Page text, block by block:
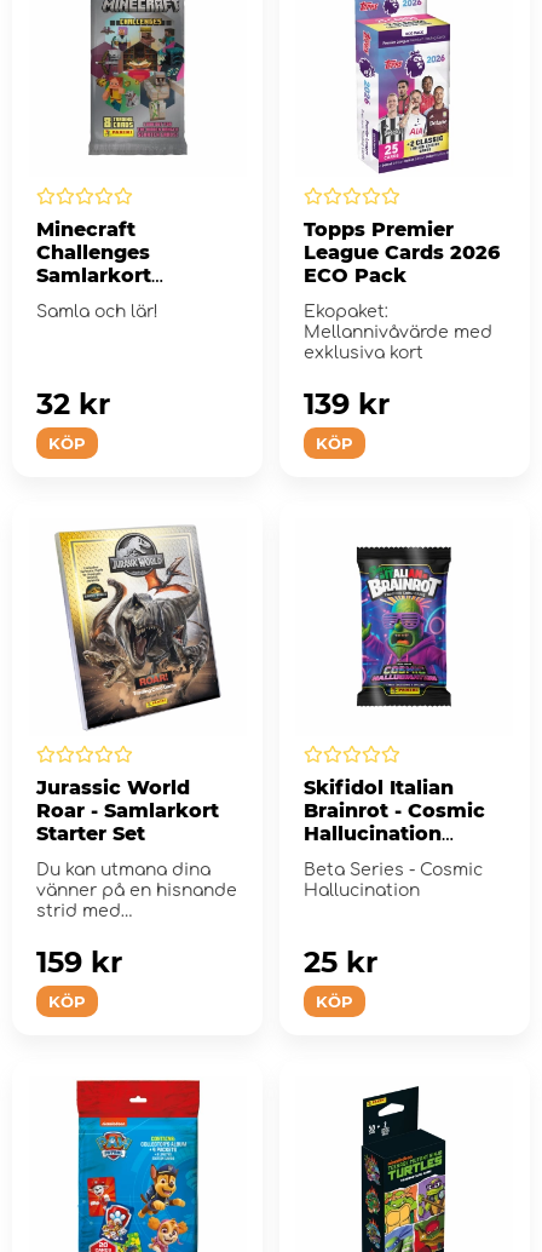
Minecraft
Challenges
Samlarkort
Boosterpaket
Samla och lär!
KÖP
32 kr
Topps Premier
League Cards 2026
ECO Pack
Ekopaket:
Mellannivåvärde med
exklusiva kort
KÖP
139 kr
Jurassic World
Roar - Samlarkort
Starter Set
Du kan utmana dina
vänner på en hisnande
strid med
KÖP
159 kr
Skifidol Italian
Brainrot - Cosmic
Hallucination
Booster Pack
Beta Series - Cosmic
Hallucination
KÖP
25 kr